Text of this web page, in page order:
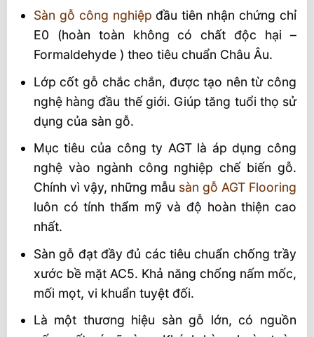
Sàn gỗ công nghiệp đầu tiên nhận chứng chỉ
E0 (hoàn toàn không có chất độc hại –
Formaldehyde ) theo tiêu chuẩn Châu Âu.
Lớp cốt gỗ chắc chắn, được tạo nên từ công
nghệ hàng đầu thế giới. Giúp tăng tuổi thọ sử
dụng của sàn gỗ.
Mục tiêu của công ty AGT là áp dụng công
nghệ vào ngành công nghiệp chế biến gỗ.
Chính vì vậy, những mẫu sàn gỗ AGT Flooring
luôn có tính thẩm mỹ và độ hoàn thiện cao
nhất.
Sàn gỗ đạt đầy đủ các tiêu chuẩn chống trầy
xước bề mặt AC5. Khả năng chống nấm mốc,
mối mọt, vi khuẩn tuyệt đối.
Là một thương hiệu sàn gỗ lớn, có nguồn